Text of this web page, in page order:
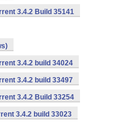
3.4.2 Build 35141
3.4.2 build 34024
3.4.2 build 33497
3.4.2 Build 33254
3.4.2 build 33023